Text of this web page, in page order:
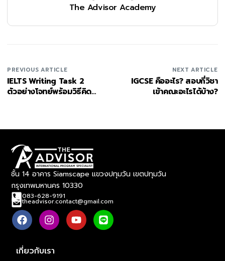
The Advisor Academy
PREVIOUS ARTICLE
IELTS Writing Task 2
ตัวอย่างโจทย์พร้อมวิธีคิด
NEXT ARTICLE
IGCSE คืออะไร? สอบกี่วิชา
เข้าคณะอะไรได้บ้าง?
ชั้น 14 อาคาร Siamscape แขวงปทุมวัน เขตปทุมวัน
กรุงเทพมหานคร 10330
083-628-9191
theadvisor.contact@gmail.com
เกี่ยวกับเรา